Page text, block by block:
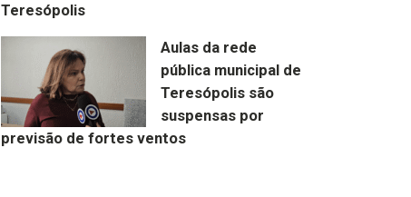
Teresópolis
Aulas da rede
pública municipal de
Teresópolis são
suspensas por
previsão de fortes ventos